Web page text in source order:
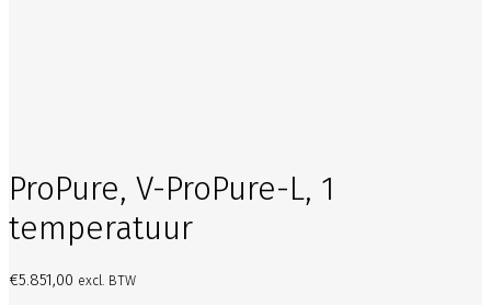
ProPure, V-ProPure-L, 1
temperatuur
€5.851,00 excl. BTW